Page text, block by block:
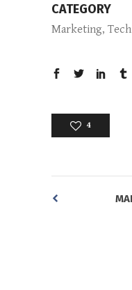
CATEGORY
Marketing, Tech
4